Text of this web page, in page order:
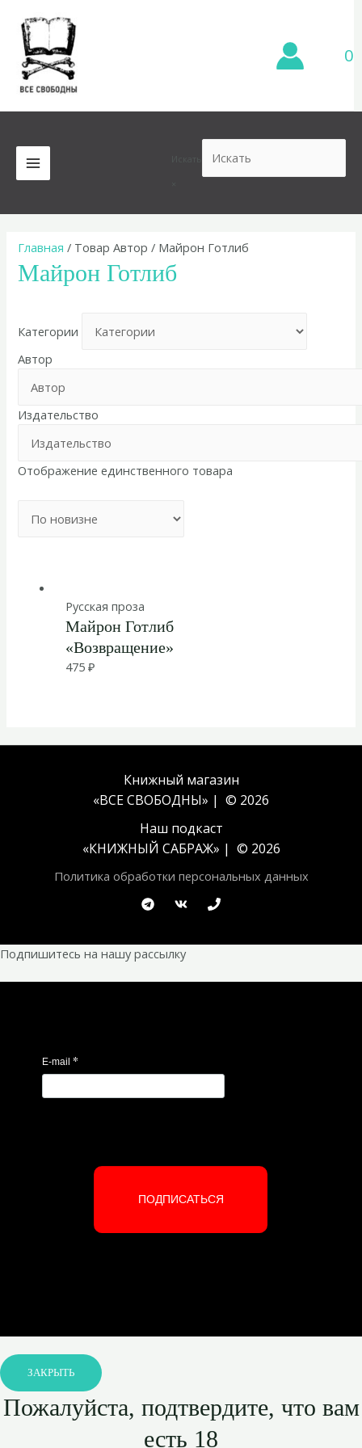
содержимому
0
MAIN
MENU
Главная / Товар Автор / Майрон Готлиб
Майрон Готлиб
Категории
Автор
Издательство
Отображение единственного товара
Русская проза
Майрон Готлиб
«Возвращение»
475 ₽
Книжный магазин
«ВСЕ СВОБОДНЫ» | © 2026
Наш подкаст
«КНИЖНЫЙ САБРАЖ» | © 2026
Политика обработки персональных данных
Подпишитесь на нашу рассылку
E-mail *
ПОДПИСАТЬСЯ
ЗАКРЫТЬ
Пожалуйста, подтвердите, что вам
есть 18